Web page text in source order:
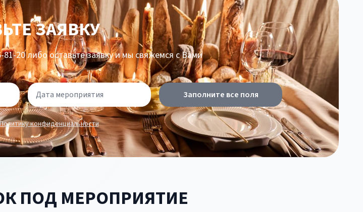
ЗАЯВКУ
20 либо оставьте заявку и мы свяжемся с Вами
Заполните все поля
конфиденциальности
ПОД МЕРОПРИЯТИЕ